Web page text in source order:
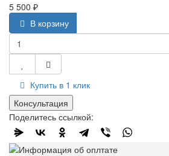
5 500 ₽
В корзину
Купить в 1 клик
Консультация
Поделитесь ссылкой: